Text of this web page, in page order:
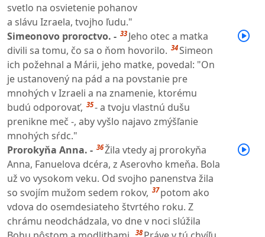
svetlo na osvietenie pohanov
a slávu Izraela, tvojho ľudu."
Simeonovo proroctvo. - 33 Jeho otec a matka
divili sa tomu, čo sa o ňom hovorilo. 34Simeon
ich požehnal a Márii, jeho matke, povedal: "On
je ustanovený na pád a na povstanie pre
mnohých v Izraeli a na znamenie, ktorému
budú odporovať, 35- a tvoju vlastnú dušu
prenikne meč -, aby vyšlo najavo zmýšľanie
mnohých sŕdc."
Prorokyňa Anna. - 36Žila vtedy aj prorokyňa
Anna, Fanuelova dcéra, z Aserovho kmeňa. Bola
už vo vysokom veku. Od svojho panenstva žila
so svojím mužom sedem rokov, 37 potom ako
vdova do osemdesiateho štvrtého roku. Z
chrámu neodchádzala, vo dne v noci slúžila
38